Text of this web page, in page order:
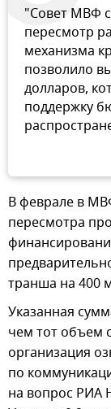
"Совет МВФ
пересмотр
механизма
позволило
долларов,
поддержку
В феврале в
пересмотра
транша на 400
Указанная
чем тот объем
организация
по
на вопрос РИА